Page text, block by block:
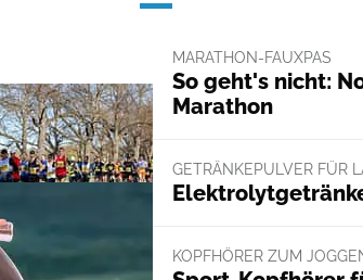
MARATHON-FAUXPAS
So geht's nicht:
Marathon
GETRÄNKEPULVER FÜR
KOPFHÖRER ZUM